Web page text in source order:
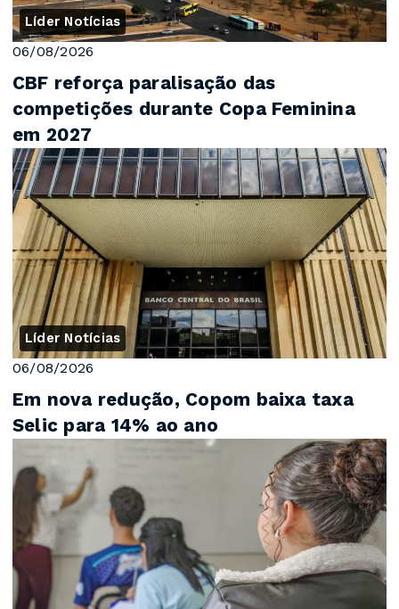
Líder Notícias
06/08/2026
CBF reforça paralisação das
competições durante Copa Feminina
em 2027
Líder Notícias
06/08/2026
Em nova redução, Copom baixa taxa
Selic para 14% ao ano